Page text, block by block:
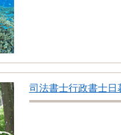
司法書士行政書士日